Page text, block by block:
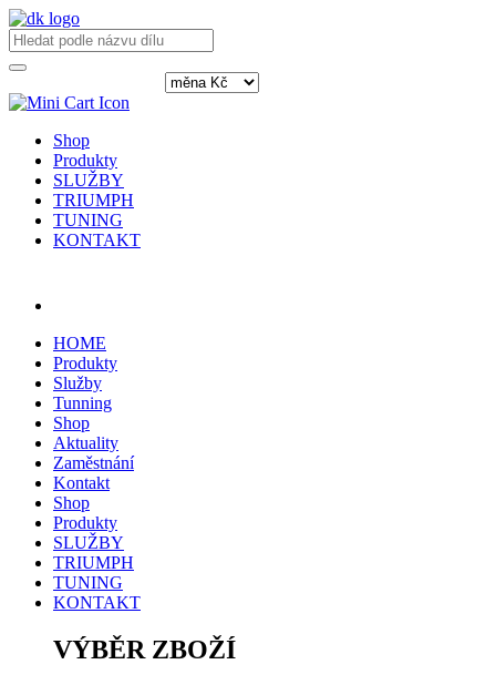
Shop
Produkty
SLUŽBY
TRIUMPH
TUNING
KONTAKT
HOME
Produkty
Služby
Tunning
Shop
Aktuality
Zaměstnání
Kontakt
Shop
Produkty
SLUŽBY
TRIUMPH
TUNING
KONTAKT
VÝBĚR ZBOŽÍ